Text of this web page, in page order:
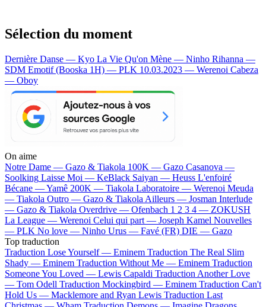
Sélection du moment
Dernière Danse — Kyo La Vie Qu'on Mène — Ninho Rihanna —
SDM Emotif (Booska 1H) — PLK 10.03.2023 — Werenoi Cabeza
— Oboy
On aime
Notre Dame — Gazo & Tiakola 100K — Gazo Casanova —
Soolking Laisse Moi — KeBlack Saiyan — Heuss L'enfoiré
Bécane —Yamê 200K — Tiakola Laboratoire — Werenoi Meuda
— Tiakola Outro — Gazo & Tiakola Ailleurs — Josman Interlude
— Gazo & Tiakola Overdrive — Ofenbach 1 2 3 4 — ZOKUSH
La League — Werenoi Celui qui part — Joseph Kamel Nouvelles
— PLK No love — Ninho Urus — Favé (FR) DIE — Gazo
Top traduction
Traduction Lose Yourself — Eminem Traduction The Real Slim
Shady — Eminem Traduction Without Me — Eminem Traduction
Someone You Loved — Lewis Capaldi Traduction Another Love
— Tom Odell Traduction Mockingbird — Eminem Traduction Can't
Hold Us — Macklemore and Ryan Lewis Traduction Last